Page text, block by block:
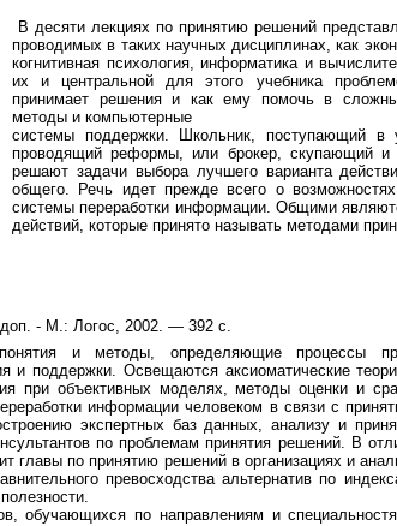
В десяти лекциях по принятию решений
проводимых в таких научных дисциплинах, как
когнитивная психология, информатика и
их и центральной для этого учебника
принимает решения и как ему помочь в
методы и компьютерные
системы поддержки. Школьник, поступающий в
проводящий реформы, или брокер, скупающий
решают задачи выбора лучшего варианта
общего. Речь идет прежде всего о
системы переработки информации. Общими
действий, которые принято называть методами
- М.: Логос, 2002. — 392 с.
понятия и методы, определяющие процессы
и поддержки. Освещаются аксиоматические
при объективных моделях, методы оценки и
информации человеком в связи с
экспертных баз данных, анализу и
по проблемам принятия решений. В
главы по принятию решений в организациях и
превосходства альтернатив по
обучающихся по направлениям и